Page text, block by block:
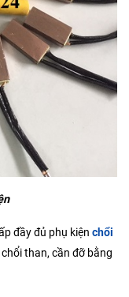
đầy đủ phụ kiện chổi
than, cần đỡ bằng